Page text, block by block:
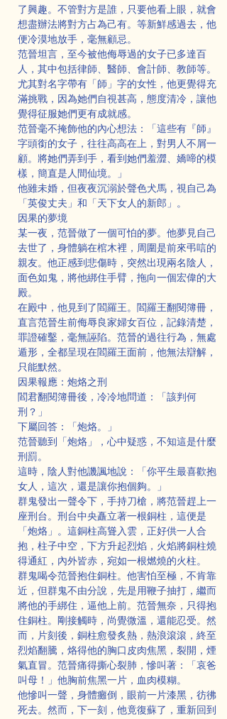
了興趣。不管對方是誰，只要他看上眼，就會
想盡辦法將對方占為己有。等新鮮感過去，他
便冷漠地放手，毫無顧忌。
范晉坦言，至今被他侮辱過的女子已多達百
人，其中包括律師、醫師、會計師、教師等。
尤其對名字帶有「師」字的女性，他更覺得充
滿挑戰，因為她們自視甚高，態度清冷，讓他
覺得征服她們更有成就感。
范晉毫不掩飾他的內心想法：「這些有『師』
字頭銜的女子，往往高高在上，對男人不屑一
顧。將她們弄到手，看到她們羞澀、嬌啼的模
樣，簡直是人間仙境。」
他雖未婚，但夜夜沉溺於聲色犬馬，視自己為
「英俊丈夫」和「天下女人的新郎」。
因果的夢境
某一夜，范晉做了一個可怕的夢。他夢見自己
去世了，身體躺在棺木裡，周圍是前來弔唁的
親友。他正感到悲傷時，突然出現兩名陰人，
面色如鬼，將他綁住手臂，拖向一個宏偉的大
殿。
在殿中，他見到了閻羅王。閻羅王翻閱簿冊，
直言范晉生前侮辱良家婦女百位，記錄清楚，
罪證確鑿，毫無誣陷。范晉的過往行為，無處
遁形，全都呈現在閻羅王面前，他無法辯解，
只能默然。
因果報應：炮烙之刑
閻君翻閱簿冊後，冷冷地問道：「該判何
刑？」
下屬回答：「炮烙。」
范晉聽到「炮烙」，心中疑惑，不知這是什麼
刑罰。
這時，陰人對他譏諷地說：「你平生最喜歡抱
女人，這次，還是讓你抱個夠。」
群鬼發出一聲令下，手持刀槍，將范晉趕上一
座刑台。刑台中央矗立著一根銅柱，這便是
「炮烙」。這銅柱高聳入雲，正好供一人合
抱，柱子中空，下方升起烈焰，火焰將銅柱燒
得通紅，內外皆赤，宛如一根燃燒的火柱。
群鬼喝令范晉抱住銅柱。他害怕至極，不肯靠
近，但群鬼不由分說，先是用鞭子抽打，繼而
將他的手綁住，逼他上前。范晉無奈，只得抱
住銅柱。剛接觸時，尚覺微溫，還能忍受。然
而，片刻後，銅柱愈發炙熱，熱浪滾滾，終至
烈焰翻騰，烙得他的胸口皮肉焦黑，裂開，煙
氣直冒。范晉痛得撕心裂肺，慘叫著：「哀爸
叫母！」他胸前焦黑一片，血肉模糊。
他慘叫一聲，身體癱倒，眼前一片漆黑，彷彿
死去。然而，下一刻，他竟復蘇了，重新回到